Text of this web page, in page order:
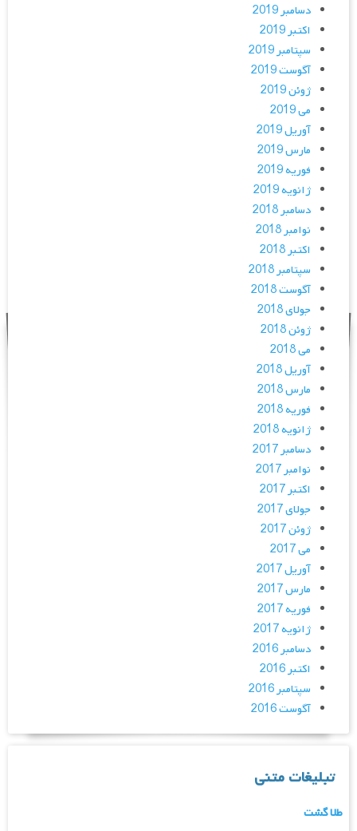
دسامبر 2019
اکتبر 2019
سپتامبر 2019
آگوست 2019
ژوئن 2019
می 2019
آوریل 2019
مارس 2019
فوریه 2019
ژانویه 2019
دسامبر 2018
نوامبر 2018
اکتبر 2018
سپتامبر 2018
آگوست 2018
جولای 2018
ژوئن 2018
می 2018
آوریل 2018
مارس 2018
فوریه 2018
ژانویه 2018
دسامبر 2017
نوامبر 2017
اکتبر 2017
جولای 2017
ژوئن 2017
می 2017
آوریل 2017
مارس 2017
فوریه 2017
ژانویه 2017
دسامبر 2016
اکتبر 2016
سپتامبر 2016
آگوست 2016
تبلیغات متنی
طلا گشت